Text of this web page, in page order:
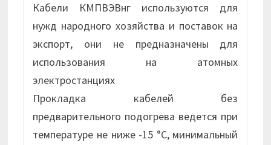
Кабели КМПВЭВнг используются для
нужд народного хозяйства и поставок на
экспорт, они не предназначены для
использования на атомных
электростанциях
Прокладка кабелей без
предварительного подогрева ведется при
температуре не ниже -15 °С, минимальный